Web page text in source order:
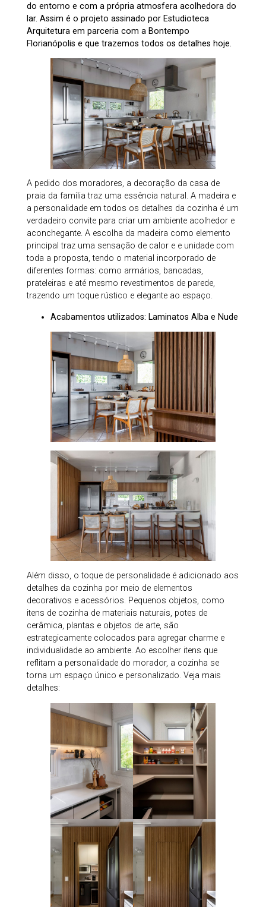
do entorno e com a própria atmosfera acolhedora do
lar. Assim é o projeto assinado por Estudioteca
Arquitetura em parceria com a Bontempo
Florianópolis e que trazemos todos os detalhes hoje.
A pedido dos moradores, a decoração da casa de
praia da família traz uma essência natural. A madeira e
a personalidade em todos os detalhes da cozinha é um
verdadeiro convite para criar um ambiente acolhedor e
aconchegante. A escolha da madeira como elemento
principal traz uma sensação de calor e e unidade com
toda a proposta, tendo o material incorporado de
diferentes formas: como armários, bancadas,
prateleiras e até mesmo revestimentos de parede,
trazendo um toque rústico e elegante ao espaço.
Acabamentos utilizados: Laminatos Alba e Nude
Além disso, o toque de personalidade é adicionado aos
detalhes da cozinha por meio de elementos
decorativos e acessórios. Pequenos objetos, como
itens de cozinha de materiais naturais, potes de
cerâmica, plantas e objetos de arte, são
estrategicamente colocados para agregar charme e
individualidade ao ambiente. Ao escolher itens que
reflitam a personalidade do morador, a cozinha se
torna um espaço único e personalizado. Veja mais
detalhes: